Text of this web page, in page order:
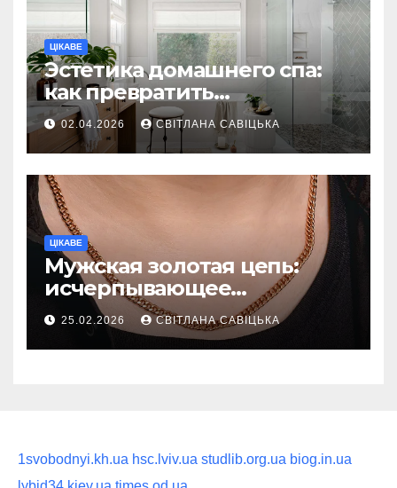
ЦІКАВЕ
Эстетика домашнего спа:
как превратить
ежедневную гигиену в
восстанавливающий
ритуал
02.04.2026 СВІТЛАНА САВІЦЬКА
ЦІКАВЕ
Мужская золотая цепь:
исчерпывающее
руководство по выбору
статусного украшения
25.02.2026 СВІТЛАНА САВІЦЬКА
1svobodnyi.kh.ua hsc.lviv.ua studlib.org.ua biog.in.ua